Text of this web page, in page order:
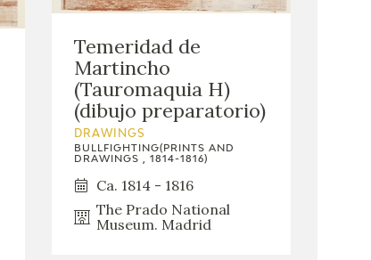
Temeridad de
Martincho
(Tauromaquia H)
(dibujo preparatorio)
DRAWINGS
BULLFIGHTING(PRINTS AND
DRAWINGS , 1814-1816)
Ca. 1814 - 1816
The Prado National
Museum. Madrid